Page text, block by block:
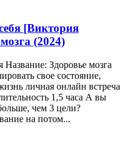
[Виктория
(2024)
Здоровье мозга
свое состояние,
личная онлайн встреча
1,5 часа А вы
чем 3 цели?
на потом...